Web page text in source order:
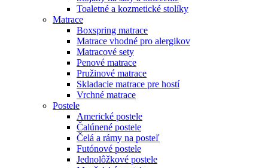
Toaletné a kozmetické stolíky
Matrace
Boxspring matrace
Matrace vhodné pro alergikov
Matracové sety
Penové matrace
Pružinové matrace
Skladacie matrace pre hostí
Vrchné matrace
Postele
Americké postele
Čalúnené postele
Čelá a rámy na posteľ
Futónové postele
Jednolôžkové postele